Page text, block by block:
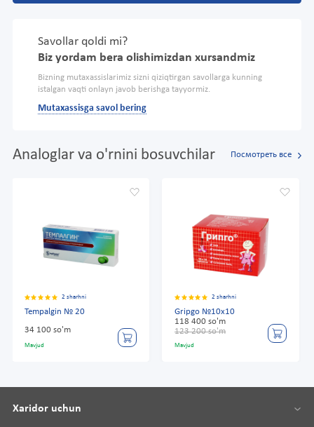
Savollar qoldi mi?
Biz yordam bera olishimizdan xursandmiz
Bizning mutaxassislarimiz sizni qiziqtirgan savollarga kunning
istalgan vaqti onlayn javob berishga tayyormiz.
Mutaxassisga savol bering
Analoglar va o'rnini bosuvchilar Посмотреть все
2 sharhni
Tempalgin № 20
34 100 so'm
Mavjud
2 sharhni
Gripgo №10x10
118 400 so'm
123 200 so'm
Mavjud
Xaridor uchun